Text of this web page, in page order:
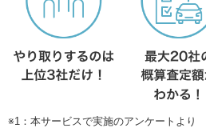
※1：本サービスで実施のアンケートより